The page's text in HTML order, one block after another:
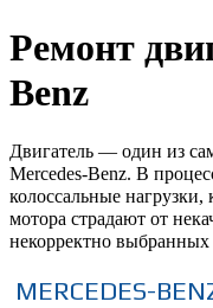
Ремонт
Benz
Двигатель — один из
Mercedes-Benz. В
колоссальные
мотора страдают от
некорректно
MERCEDES-